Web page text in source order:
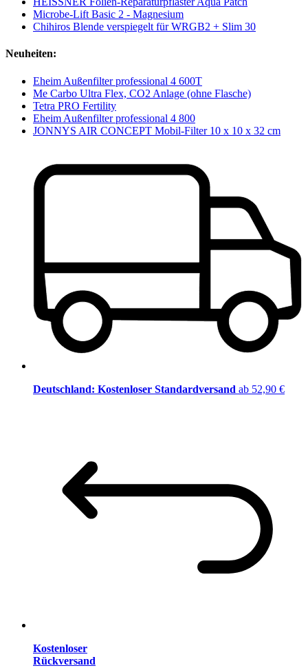
Microbe-Lift Basic 2 - Magnesium
Chihiros Blende verspiegelt für WRGB2 + Slim 30
Neuheiten:
Eheim Außenfilter professional 4 600T
Me Carbo Ultra Flex, CO2 Anlage (ohne Flasche)
Tetra PRO Fertility
Eheim Außenfilter professional 4 800
JONNYS AIR CONCEPT Mobil-Filter 10 x 10 x 32 cm
Deutschland: Kostenloser Standardversand ab 52,90 €
Kostenloser
Rückversand